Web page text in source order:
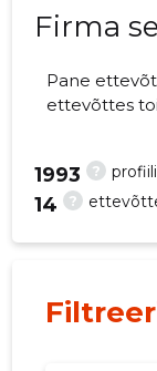
Firma
Pane
ettevõttes
?
1993
?
14